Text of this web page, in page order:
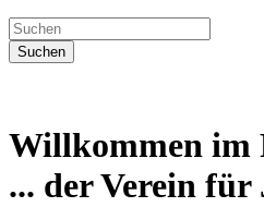
Suchen
Willkommen im
... der Verein